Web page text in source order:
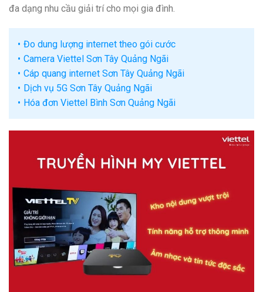
đa dạng nhu cầu giải trí cho mọi gia đình.
Đo dung lượng internet theo gói cước
Camera Viettel Sơn Tây Quảng Ngãi
Cáp quang internet Sơn Tây Quảng Ngãi
Dịch vụ 5G Sơn Tây Quảng Ngãi
Hóa đơn Viettel Bình Sơn Quảng Ngãi